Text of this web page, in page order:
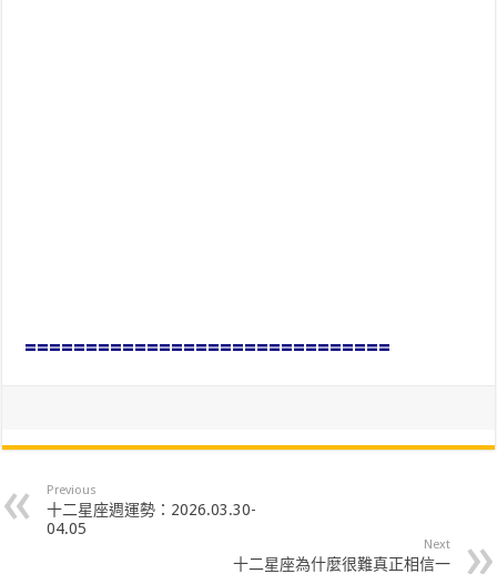
==============================
Previous
十二星座週運勢：2026.03.30-
04.05
Next
十二星座為什麼很難真正相信一